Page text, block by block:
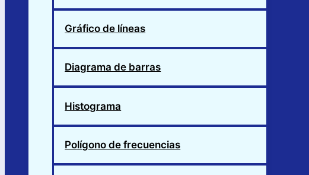
Gráfico de líneas
Diagrama de barras
Histograma
Polígono de frecuencias